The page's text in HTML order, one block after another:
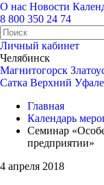
О нас Новости
8 800 350 24 74
Личный кабинет
Челябинск
Магнитогорск
Сатка Верхний
Главная
Календарь
Семинар
предприятии»
4 апреля 2018